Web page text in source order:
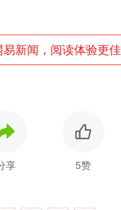
易新闻，阅读体验更佳
享 5赞